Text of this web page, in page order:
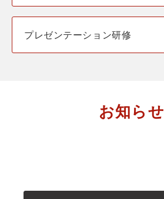
プレゼンテーション研修
お知らせ